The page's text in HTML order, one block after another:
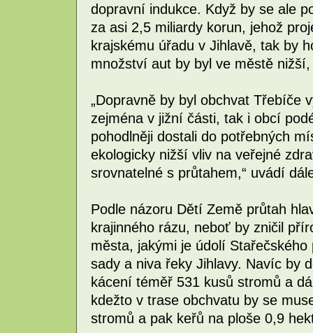
dopravní indukce. Když by se ale
za asi 2,5 miliardy korun, jehož
krajskému úřadu v Jihlavě, tak by
množství aut by byl ve městě
„Dopravně by byl obchvat Třebíče
zejména v jižní části, tak i obcí
pohodlněji dostali do potřebných
ekologicky nižší vliv na veřejné
srovnatelné s průtahem,“ uvádí
Podle názoru Dětí Země průtah
krajinného rázu, neboť by zničil
města, jakými je údolí
sady a niva řeky Jihlavy. Navíc by
kácení téměř 531 kusů stromů a
kdežto v trase obchvatu by se
stromů a pak keřů na ploše 0,9